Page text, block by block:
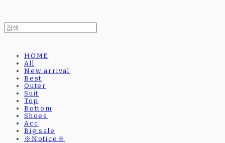
HOME
All
New arrival
Best
Outer
Suit
Top
Bottom
Shoes
Acc
Big sale
※Notice※